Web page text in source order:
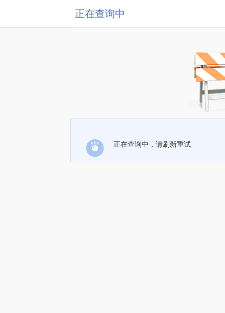
正在查询中
正在查询中，请刷新重试